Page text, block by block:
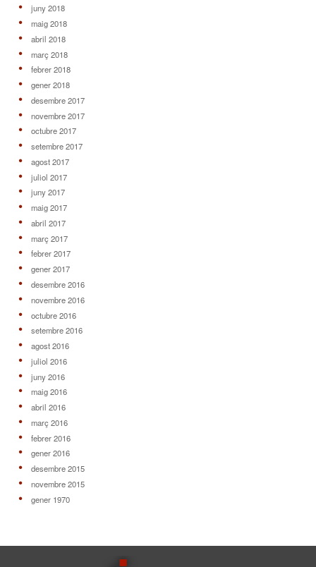
juny 2018
maig 2018
abril 2018
març 2018
febrer 2018
gener 2018
desembre 2017
novembre 2017
octubre 2017
setembre 2017
agost 2017
juliol 2017
juny 2017
maig 2017
abril 2017
març 2017
febrer 2017
gener 2017
desembre 2016
novembre 2016
octubre 2016
setembre 2016
agost 2016
juliol 2016
juny 2016
maig 2016
abril 2016
març 2016
febrer 2016
gener 2016
desembre 2015
novembre 2015
gener 1970